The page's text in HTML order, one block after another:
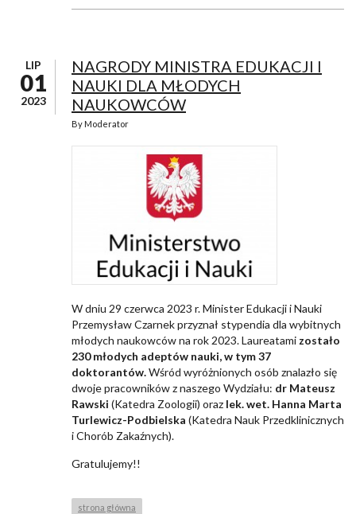
LIP
01
2023
NAGRODY MINISTRA EDUKACJI I
NAUKI DLA MŁODYCH
NAUKOWCÓW
By Moderator
W dniu 29 czerwca 2023 r. Minister Edukacji i Nauki
Przemysław Czarnek przyznał stypendia dla wybitnych
młodych naukowców na rok 2023. Laureatami zostało
230 młodych adeptów nauki, w tym 37
doktorantów.Wśród wyróżnionych osób znalazło się
dwoje pracowników z naszego Wydziału: dr Mateusz
Rawski (Katedra Zoologii) oraz lek. wet. Hanna Marta
Turlewicz-Podbielska (Katedra Nauk Przedklinicznych
i Chorób Zakaźnych).
Gratulujemy!!
strona główna